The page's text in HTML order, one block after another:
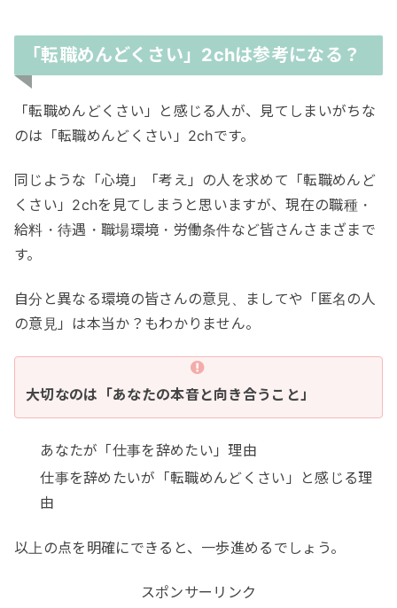
「転職めんどくさい」2chは参考になる？
「転職めんどくさい」と感じる人が、見てしまいがちな
のは「転職めんどくさい」2chです。
同じような「心境」「考え」の人を求めて「転職めんど
くさい」2chを見てしまうと思いますが、現在の職種・
給料・待遇・職場環境・労働条件など皆さんさまざまで
す。
自分と異なる環境の皆さんの意見、ましてや「匿名の人
の意見」は本当か？もわかりません。
大切なのは「あなたの本音と向き合うこと」
あなたが「仕事を辞めたい」理由
仕事を辞めたいが「転職めんどくさい」と感じる理
由
以上の点を明確にできると、一歩進めるでしょう。
スポンサーリンク